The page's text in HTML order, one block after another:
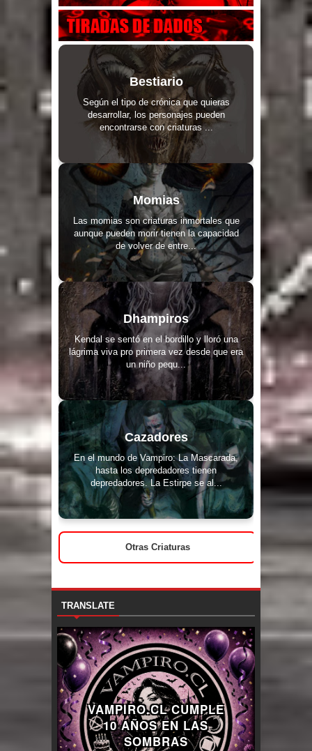
Bestiario
Según el tipo de crónica que quieras
desarrollar, los personajes pueden
encontrarse con criaturas ...
Momias
Las momias son criaturas inmortales que
aunque pueden morir tienen la capacidad
de volver de entre...
Dhampiros
Kendal se sentó en el bordillo y lloró una
lágrima viva pro primera vez desde que era
un niño pequ...
Cazadores
En el mundo de Vampiro: La Mascarada,
hasta los depredadores tienen
depredadores. La Estirpe se al...
Otras Criaturas
TRANSLATE
VAMPIRO.CL CUMPLE
10 AÑOS EN LAS
SOMBRAS